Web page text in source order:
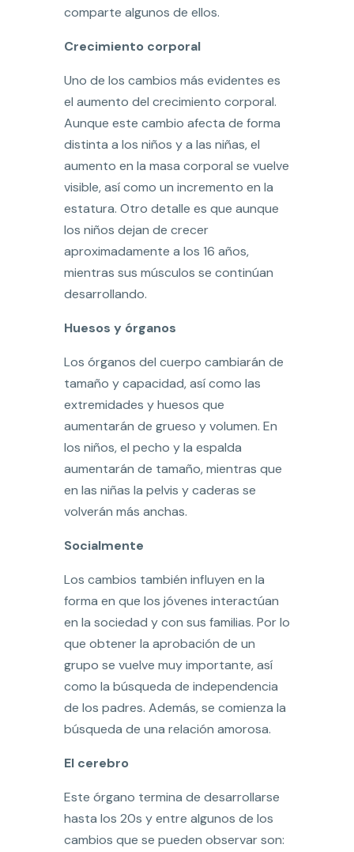
comparte algunos de ellos.
Crecimiento corporal
Uno de los cambios más evidentes es
el aumento del crecimiento corporal.
Aunque este cambio afecta de forma
distinta a los niños y a las niñas, el
aumento en la masa corporal se vuelve
visible, así como un incremento en la
estatura. Otro detalle es que aunque
los niños dejan de crecer
aproximadamente a los 16 años,
mientras sus músculos se continúan
desarrollando.
Huesos y órganos
Los órganos del cuerpo cambiarán de
tamaño y capacidad, así como las
extremidades y huesos que
aumentarán de grueso y volumen. En
los niños, el pecho y la espalda
aumentarán de tamaño, mientras que
en las niñas la pelvis y caderas se
volverán más anchas.
Socialmente
Los cambios también influyen en la
forma en que los jóvenes interactúan
en la sociedad y con sus familias. Por lo
que obtener la aprobación de un
grupo se vuelve muy importante, así
como la búsqueda de independencia
de los padres. Además, se comienza la
búsqueda de una relación amorosa.
El cerebro
Este órgano termina de desarrollarse
hasta los 20s y entre algunos de los
cambios que se pueden observar son: